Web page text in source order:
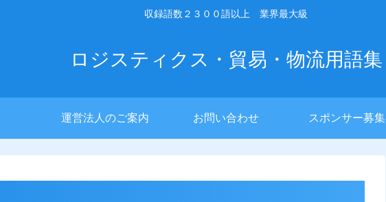
収録語数２３００語以上 業界最大級
ロジスティクス・貿易・物流用語集
運営法人のご案内 お問い合わせ スポンサー募集